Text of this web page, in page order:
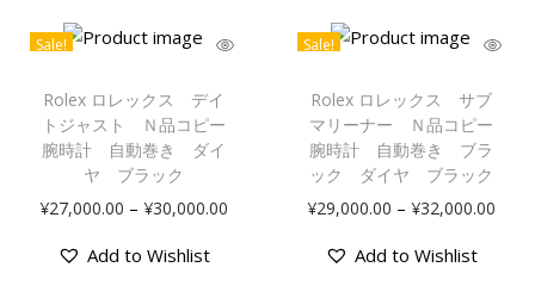
Sale!
Rolex ロレックス デイ
トジャスト Ｎ品コピー
腕時計 自動巻き ダイ
ヤ ブラック
¥27,000.00 – ¥30,000.00
Add to Wishlist
Sale!
Rolex ロレックス サブ
マリーナー Ｎ品コピー
腕時計 自動巻き ブラ
ック ダイヤ ブラック
¥29,000.00 – ¥32,000.00
Add to Wishlist